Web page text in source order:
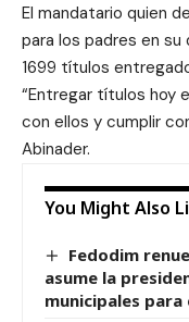
El mandatario quien
para los padres en
1699 títulos
“Entregar títulos hoy
con ellos y cumplir
Abinader.
You Might Also
Fedodim
asume la
municipales